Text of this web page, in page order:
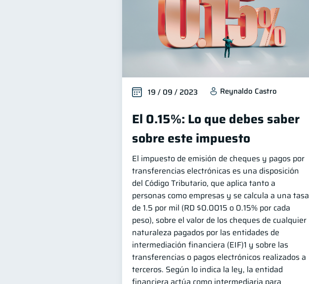
19 / 09 / 2023 Reynaldo Castro
El 0.15%: Lo que debes saber
sobre este impuesto
El impuesto de emisión de cheques y pagos por
transferencias electrónicas es una disposición
del Código Tributario, que aplica tanto a
personas como empresas y se calcula a una tasa
de 1.5 por mil (RD $0.0015 o 0.15% por cada
peso), sobre el valor de los cheques de cualquier
naturaleza pagados por las entidades de
intermediación financiera (EIF)1 y sobre las
transferencias o pagos electrónicos realizados a
terceros. Según lo indica la ley, la entidad